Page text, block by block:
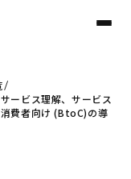
ービス理解、サービス
費者向け (BtoC)の導